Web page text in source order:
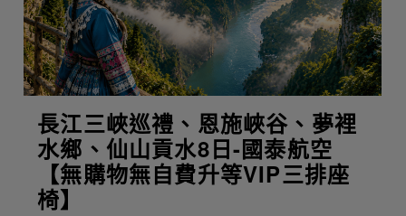
長江三峽巡禮、恩施峽谷、夢裡
水鄉、仙山貢水8日-國泰航空
【無購物無自費升等VIP三排座
椅】